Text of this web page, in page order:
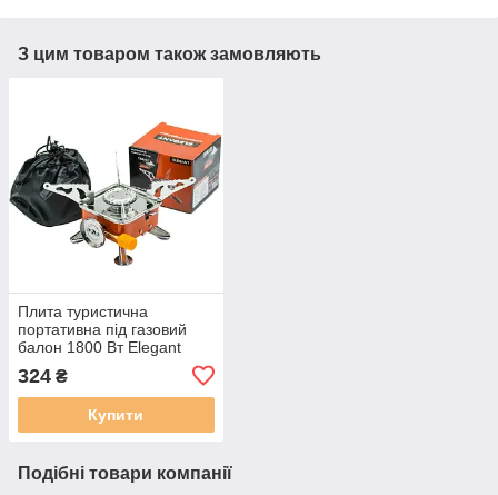
З цим товаром також замовляють
Плита туристична
портативна під газовий
балон 1800 Вт Elegant
324 ₴
Купити
Подібні товари компанії